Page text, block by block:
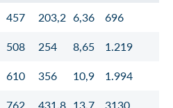
457 203,2 6,36
696
508 254 8,65
1.219
610 356 10,9
1.994